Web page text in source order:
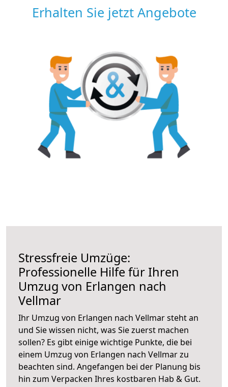
Erhalten Sie jetzt Angebote
Stressfreie Umzüge:
Professionelle Hilfe für Ihren
Umzug von Erlangen nach
Vellmar
Ihr Umzug von Erlangen nach Vellmar steht an
und Sie wissen nicht, was Sie zuerst machen
sollen? Es gibt einige wichtige Punkte, die bei
einem Umzug von Erlangen nach Vellmar zu
beachten sind. Angefangen bei der Planung bis
hin zum Verpacken Ihres kostbaren Hab & Gut.